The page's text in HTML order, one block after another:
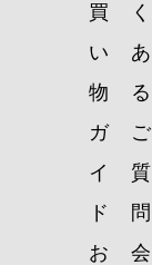
買
い
物
ガ
イ
ド
く
あ
る
ご
質
問
お
会